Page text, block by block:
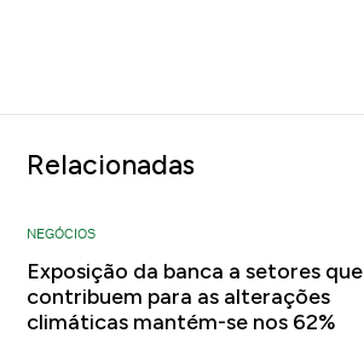
Relacionadas
NEGÓCIOS
Exposição da banca a setores que
contribuem para as alterações
climáticas mantém-se nos 62%